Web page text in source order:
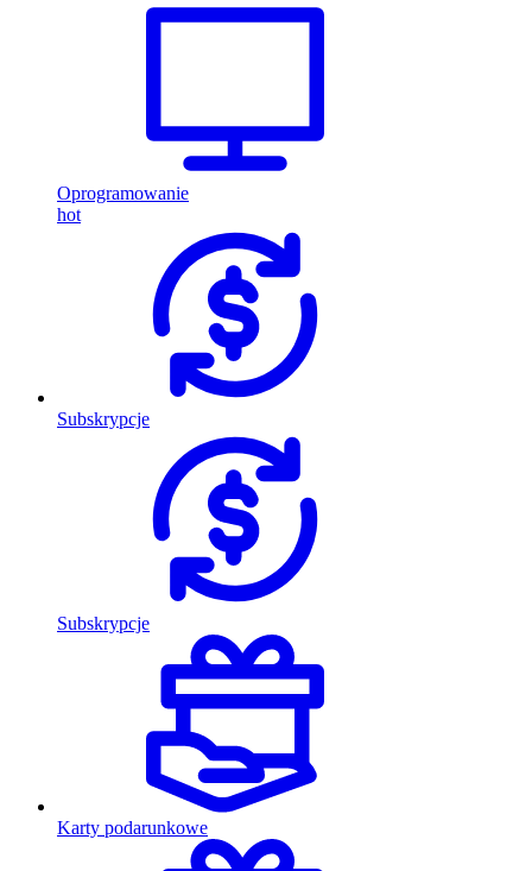
Oprogramowanie
hot
Subskrypcje
Subskrypcje
Karty podarunkowe